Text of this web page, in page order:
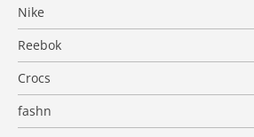
Nike
Reebok
Crocs
fashn